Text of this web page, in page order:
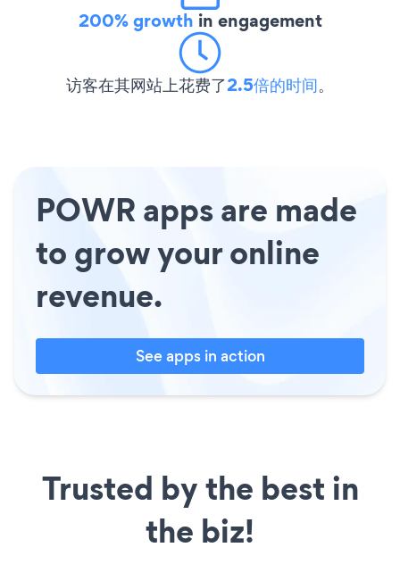
200% growth in engagement
访客在其网站上花费了2.5倍的时间。
POWR apps are made
to grow your online
revenue.
See apps in action
Trusted by the best in
the biz!